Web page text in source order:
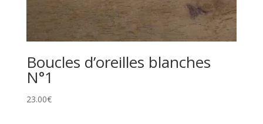
Boucles d’oreilles blanches
N°1
23.00€